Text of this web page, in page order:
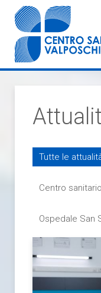
Tutte le
Centro
Ospedale San